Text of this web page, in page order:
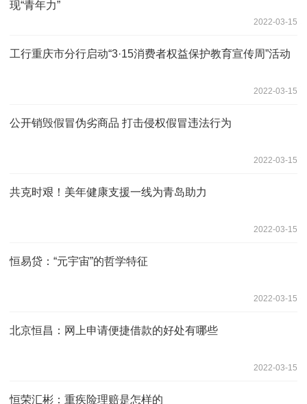
现“青年力”
2022-03-15
工行重庆市分行启动“3·15消费者权益保护教育宣传周”活动
2022-03-15
公开销毁假冒伪劣商品 打击侵权假冒违法行为
2022-03-15
共克时艰！美年健康支援一线为青岛助力
2022-03-15
恒易贷：“元宇宙”的哲学特征
2022-03-15
北京恒昌：网上申请便捷借款的好处有哪些
2022-03-15
恒荣汇彬：重疾险理赔是怎样的